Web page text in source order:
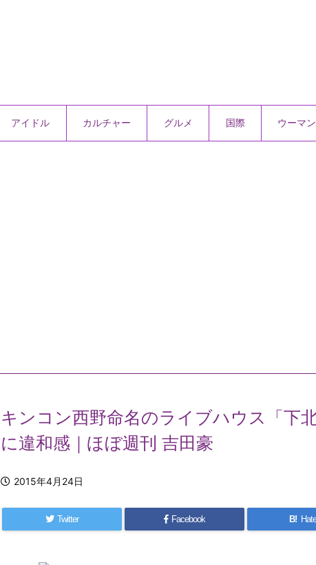
アイドル カルチャー グルメ 国際 ウーマン
キンコン西野命名のライブハウス「下
に違和感｜ほぼ週刊 吉田豪
2015年4月24日
Twitter Facebook B!